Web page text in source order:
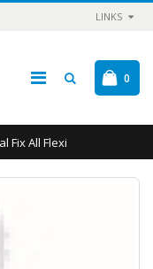
LINKS
0
Fix All Flexi